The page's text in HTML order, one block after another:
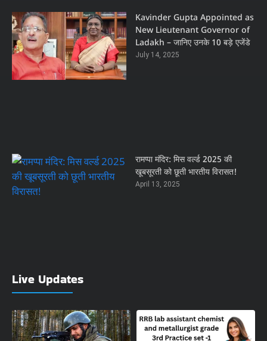
Kavinder Gupta Appointed as
New Lieutenant Governor of
Ladakh – जानिए उनके 10 बड़े एजेंडे
July 14, 2025
रामप्पा मंदिर: मिस वर्ल्ड 2025 की
खूबसूरती को छूती भारतीय विरासत!
April 13, 2025
Live Updates